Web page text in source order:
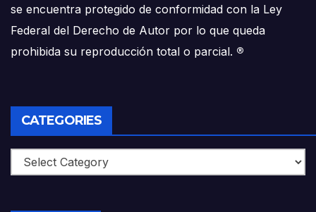
se encuentra protegido de conformidad con la Ley
Federal del Derecho de Autor por lo que queda
prohibida su reproducción total o parcial. ®
CATEGORIES
Categories